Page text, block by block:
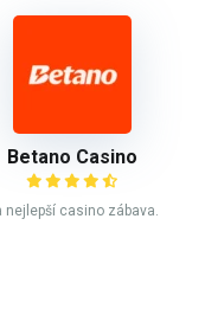
Betano Casino
nejlepší casino zábava.